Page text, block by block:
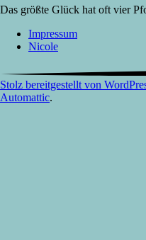
Das größte Glück hat oft vier
Impressum
Nicole
Stolz bereitgestellt von
Automattic.